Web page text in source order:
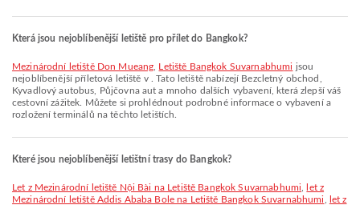
Která jsou nejoblíbenější letiště pro přílet do Bangkok?
Mezinárodní letiště Don Mueang Letiště Bangkok Suvarnabhumi jsou
nejoblíbenější příletová letiště v . Tato letiště nabízejí Bezcletný obchod,
Kyvadlový autobus, Půjčovna aut a mnoho dalších vybavení, která zlepší váš
cestovní zážitek. Můžete si prohlédnout podrobné informace o vybavení a
rozložení terminálů na těchto letištích.
Které jsou nejoblíbenější letištní trasy do Bangkok?
let z Mezinárodní letiště Nội Bài na Letiště Bangkok Suvarnabhumi
let z
Mezinárodní letiště Addis Ababa Bole na Letiště Bangkok Suvarnabhumi
let z